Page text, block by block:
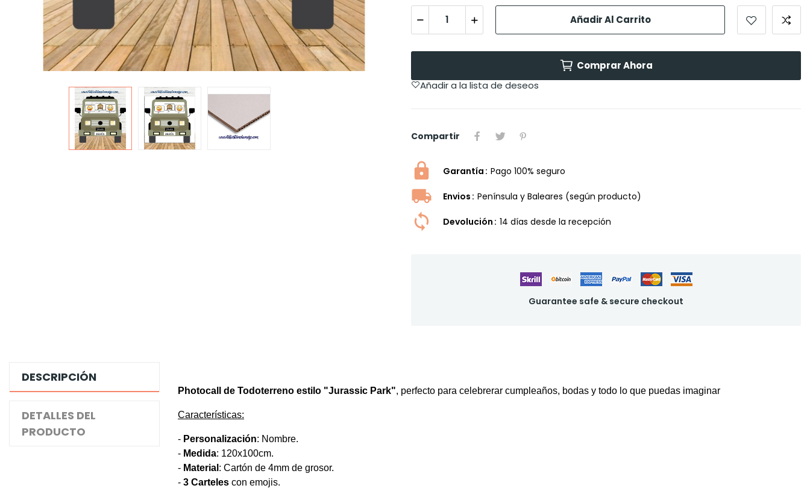
Añadir Al Carrito
Comprar Ahora
Añadir a la lista de deseos
Compartir
Garantía Pago 100% seguro
Envios Península y Baleares (según producto)
Devolución 14 dí­as desde la recepción
Guarantee safe & secure checkout
DESCRIPCIÓN
DETALLES DEL
PRODUCTO
Photocall de Todoterreno estilo "Jurassic Park", perfecto para celebrerar cumpleaños, bodas y todo lo que puedas imaginar
Características:
- Personalización: Nombre.
- Medida: 120x100cm.
- Material : Cartón de 4mm de grosor.
- 3 Carteles con emojis.